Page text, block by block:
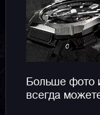
Больше фото
всегда